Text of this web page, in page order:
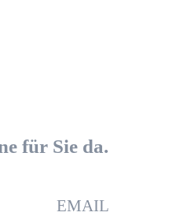
für Sie da.
EMAIL